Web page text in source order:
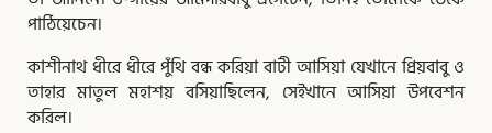
পাঠিয়েচেন।
কাশীনাথ ধীরে ধীরে পুঁথি বন্ধ করিয়া বাটী আসিয়া যেখানে প্রিয়বাবু ও
তাহার মাতুল মহাশয় বসিয়াছিলেন, সেইখানে আসিয়া উপবেশন
করিল।